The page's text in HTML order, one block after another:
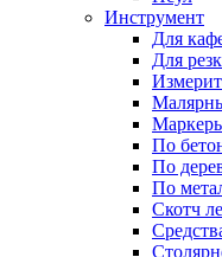
Инструмент
Для
Для
По
По
По
Скотч